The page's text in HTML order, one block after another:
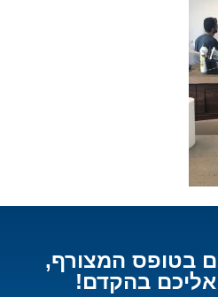
בטופס המצורף,
אליכם בהקדם!